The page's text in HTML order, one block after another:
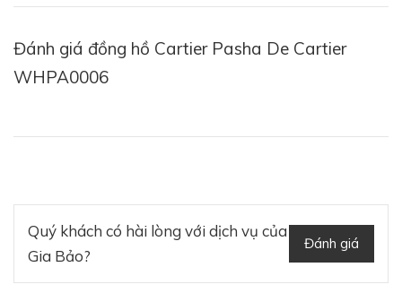
Đánh giá đồng hồ Cartier Pasha De Cartier
WHPA0006
Quý khách có hài lòng với dịch vụ của
Gia Bảo?
Đánh giá